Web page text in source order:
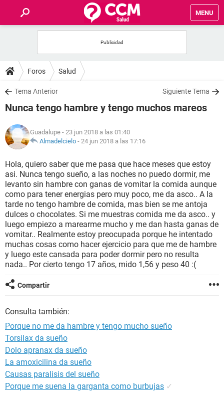
MENU
FOROS
SALUD
NUTRICIÓN
BIENESTAR
SEXUALIDAD
GLOSARIO
Foros Salud
Tema Anterior Siguiente Tema
Nunca tengo hambre y tengo muchos mareos
Guadalupe - 23 jun 2018 a las 01:40
Almadelcielo - 24 jun 2018 a las 17:16
Hola, quiero saber que me pasa que hace meses que estoy
asi. Nunca tengo sueño, a las noches no puedo dormir, me
levanto sin hambre con ganas de vomitar la comida aunque
como para tener energias pero muy poco, me da asco.. A la
tarde no tengo hambre de comida, mas bien se me antoja
dulces o chocolates. Si me muestras comida me da asco.. y
luego empiezo a marearme mucho y me dan hasta ganas de
vomitar.. Realmente estoy preocupada porque he intentado
muchas cosas como hacer ejercicio para que me de hambre
y luego este cansada para poder dormir pero no resulta
nada.. Por cierto tengo 17 años, mido 1,56 y peso 40 :(
Compartir
Consulta también:
Porque no me da hambre y tengo mucho sueño
Torsilax da sueño
Dolo apranax da sueño
La amoxicilina da sueño
Causas paralisis del sueño
Porque me suena la garganta como burbujas ✓